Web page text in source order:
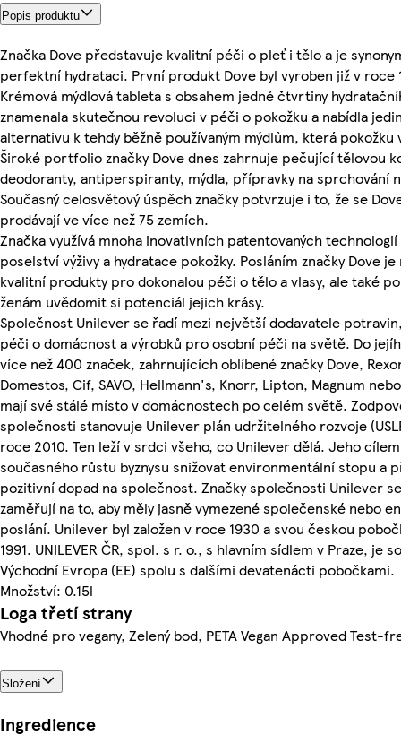
Popis produktu
Značka Dove představuje kvalitní péči o pleť i tělo a je
perfektní hydrataci. První produkt Dove byl vyroben již v roce
Krémová mýdlová tableta s obsahem jedné čtvrtiny
znamenala skutečnou revoluci v péči o pokožku a nabídla
alternativu k tehdy běžně používaným mýdlům, která pokožku
Široké portfolio značky Dove dnes zahrnuje pečující tělovou
deodoranty, antiperspiranty, mýdla, přípravky na sprchování
Současný celosvětový úspěch značky potvrzuje i to, že se
prodávají ve více než 75 zemích.
Značka využívá mnoha inovativních patentovaných
poselství výživy a hydratace pokožky. Posláním značky Dove
kvalitní produkty pro dokonalou péči o tělo a vlasy, ale také
ženám uvědomit si potenciál jejich krásy.
Společnost Unilever se řadí mezi největší dodavatele
péči o domácnost a výrobků pro osobní péči na světě. Do
více než 400 značek, zahrnujících oblíbené značky Dove,
Domestos, Cif, SAVO, Hellmann's, Knorr, Lipton, Magnum
mají své stálé místo v domácnostech po celém světě.
společnosti stanovuje Unilever plán udržitelného rozvoje
roce 2010. Ten leží v srdci všeho, co Unilever dělá. Jeho
současného růstu byznysu snižovat environmentální stopu a
pozitivní dopad na společnost. Značky společnosti Unilever
zaměřují na to, aby měly jasně vymezené společenské nebo
poslání. Unilever byl založen v roce 1930 a svou českou
1991. UNILEVER ČR, spol. s r. o., s hlavním sídlem v Praze, je
Východní Evropa (EE) spolu s dalšími devatenácti pobočkami.
Množství: 0.15l
Loga třetí strany
Vhodné pro vegany, Zelený bod, PETA Vegan Approved
Složení
Ingredience